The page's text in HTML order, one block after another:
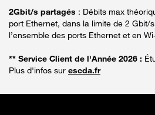
2Gbit/s partagés : Débits max
port Ethernet, dans la limite de 2 Gbit/
l’ensemble des ports Ethernet et en
** Service Client de l'Année 2026 :
Plus d'infos sur escda.fr